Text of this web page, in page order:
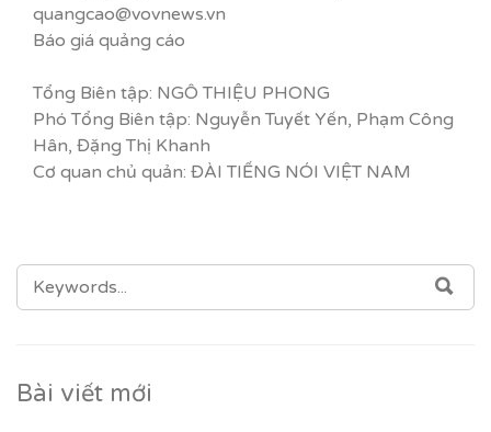
quangcao@vovnews.vn
Báo giá quảng cáo
Tổng Biên tập: NGÔ THIỆU PHONG
Phó Tổng Biên tập: Nguyễn Tuyết Yến, Phạm Công
Hân, Đặng Thị Khanh
Cơ quan chủ quản: ĐÀI TIẾNG NÓI VIỆT NAM
SEARCH
FOR:
Bài viết mới